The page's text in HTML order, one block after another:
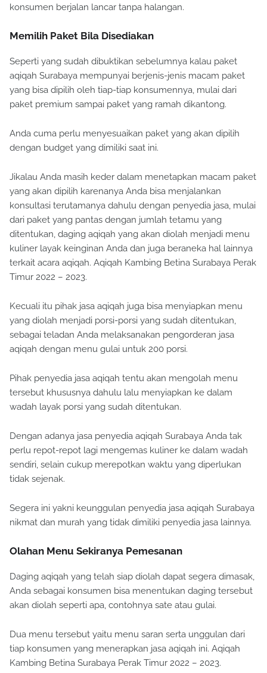
konsumen berjalan lancar tanpa halangan.
Memilih Paket Bila Disediakan
Seperti yang sudah dibuktikan sebelumnya kalau paket
aqiqah Surabaya mempunyai berjenis-jenis macam paket
yang bisa dipilih oleh tiap-tiap konsumennya, mulai dari
paket premium sampai paket yang ramah dikantong.
Anda cuma perlu menyesuaikan paket yang akan dipilih
dengan budget yang dimiliki saat ini.
Jikalau Anda masih keder dalam menetapkan macam paket
yang akan dipilih karenanya Anda bisa menjalankan
konsultasi terutamanya dahulu dengan penyedia jasa, mulai
dari paket yang pantas dengan jumlah tetamu yang
ditentukan, daging aqiqah yang akan diolah menjadi menu
kuliner layak keinginan Anda dan juga beraneka hal lainnya
terkait acara aqiqah. Aqiqah Kambing Betina Surabaya Perak
Timur 2022 – 2023.
Kecuali itu pihak jasa aqiqah juga bisa menyiapkan menu
yang diolah menjadi porsi-porsi yang sudah ditentukan,
sebagai teladan Anda melaksanakan pengorderan jasa
aqiqah dengan menu gulai untuk 200 porsi.
Pihak penyedia jasa aqiqah tentu akan mengolah menu
tersebut khususnya dahulu lalu menyiapkan ke dalam
wadah layak porsi yang sudah ditentukan.
Dengan adanya jasa penyedia aqiqah Surabaya Anda tak
perlu repot-repot lagi mengemas kuliner ke dalam wadah
sendiri, selain cukup merepotkan waktu yang diperlukan
tidak sejenak.
Segera ini yakni keunggulan penyedia jasa aqiqah Surabaya
nikmat dan murah yang tidak dimiliki penyedia jasa lainnya.
Olahan Menu Sekiranya Pemesanan
Daging aqiqah yang telah siap diolah dapat segera dimasak,
Anda sebagai konsumen bisa menentukan daging tersebut
akan diolah seperti apa, contohnya sate atau gulai.
Dua menu tersebut yaitu menu saran serta unggulan dari
tiap konsumen yang menerapkan jasa aqiqah ini. Aqiqah
Kambing Betina Surabaya Perak Timur 2022 – 2023.